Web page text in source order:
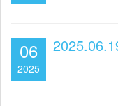
06
2025